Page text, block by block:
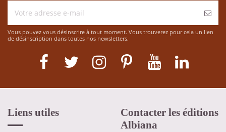
Vous pouvez vous désinscrire à tout moment. Vous trouverez pour cela un lien
de désinscription dans toutes nos newsletters.
Liens utiles
Contacter les éditions
Albiana